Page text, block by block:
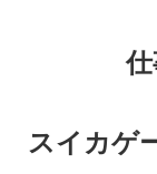
スイカゲ